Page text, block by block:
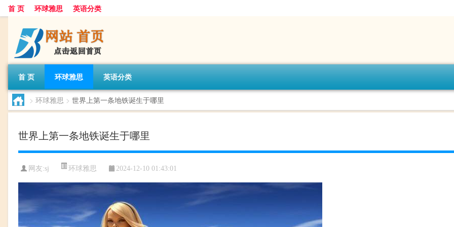
首 页 环球雅思 英语分类
首 页 环球雅思 英语分类
> 环球雅思 > 世界上第一条地铁诞生于哪里
世界上第一条地铁诞生于哪里
网友:sj 环球雅思 2024-12-10 01:43:01